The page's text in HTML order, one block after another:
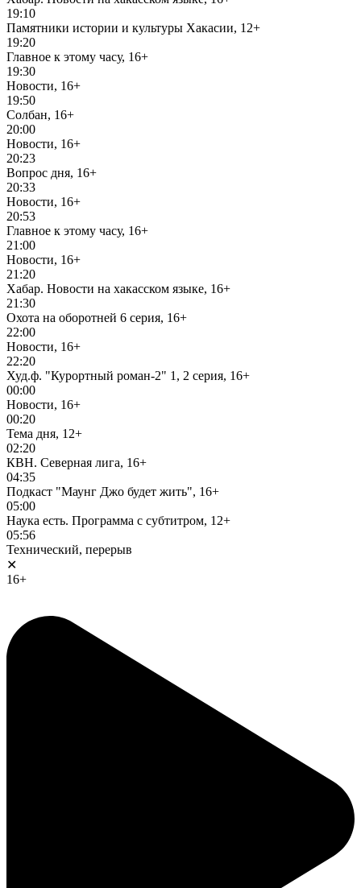
19:10
Памятники истории и культуры Хакасии, 12+
19:20
Главное к этому часу, 16+
19:30
Новости, 16+
19:50
Солбан, 16+
20:00
Новости, 16+
20:23
Вопрос дня, 16+
20:33
Новости, 16+
20:53
Главное к этому часу, 16+
21:00
Новости, 16+
21:20
Хабар. Новости на хакасском языке, 16+
21:30
Охота на оборотней 6 серия, 16+
22:00
Новости, 16+
22:20
Худ.ф. "Курортный роман-2" 1, 2 серия, 16+
00:00
Новости, 16+
00:20
Тема дня, 12+
02:20
КВН. Северная лига, 16+
04:35
Подкаст "Маунг Джо будет жить", 16+
05:00
Наука есть. Программа с субтитром, 12+
05:56
Технический, перерыв
✕
16+